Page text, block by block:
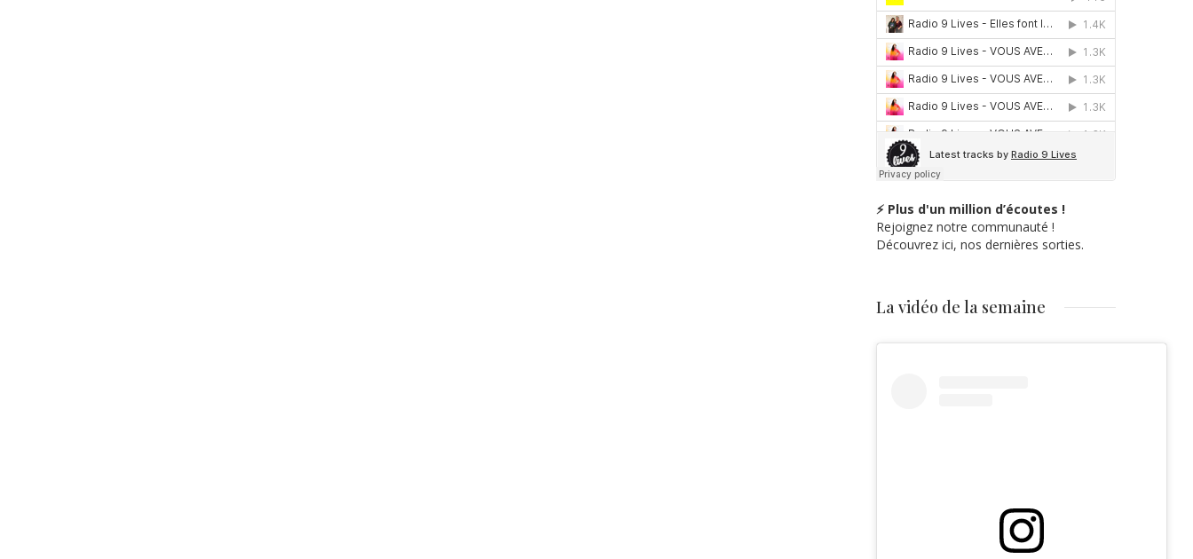
⚡ Plus d'un million d’écoutes !
Rejoignez notre communauté !
Découvrez ici, nos dernières sorties.
La vidéo de la semaine